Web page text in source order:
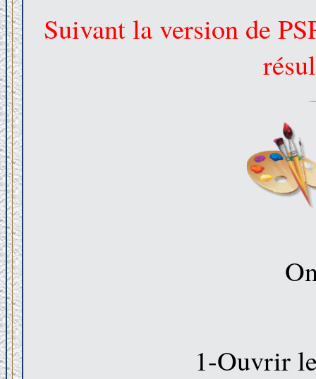
Suivant la version de
1-Ouvrir